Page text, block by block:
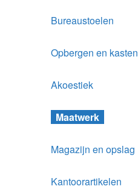
Bureaustoelen
Opbergen en kasten
Akoestiek
Maatwerk
Magazijn en opslag
Kantoorartikelen